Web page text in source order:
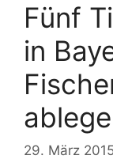
Fünf
in
29. März 2015